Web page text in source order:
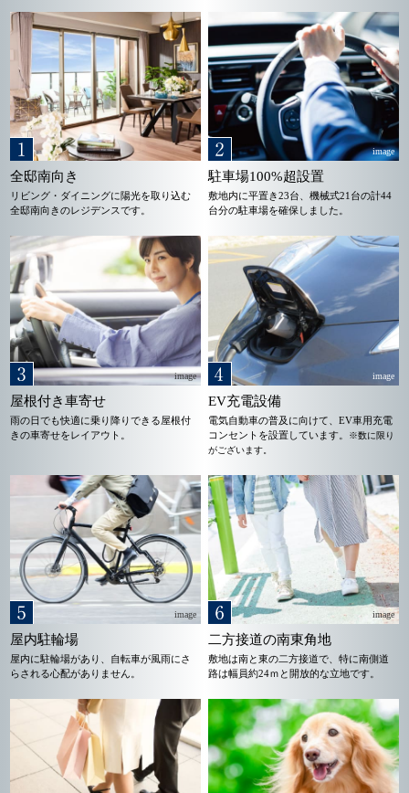
全邸南向き
リビング・ダイニングに陽光を取り込む
全邸南向きのレジデンスです。
image
駐車場100%超設置
敷地内に平置き23台、機械式21台の計44
台分の駐車場を確保しました。
image
屋根付き車寄せ
雨の日でも快適に乗り降りできる屋根付
きの車寄せをレイアウト。
image
EV充電設備
電気自動車の普及に向けて、EV車用充電
コンセントを設置しています。
※数に限り
がございます。
image
屋内駐輪場
屋内に駐輪場があり、自転車が風雨にさ
らされる心配がありません。
image
二方接道の南東角地
敷地は南と東の二方接道で、特に南側道
路は幅員約24ｍと開放的な立地です。